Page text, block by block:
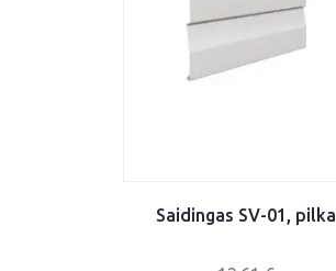
Saidingas SV-01, pilka